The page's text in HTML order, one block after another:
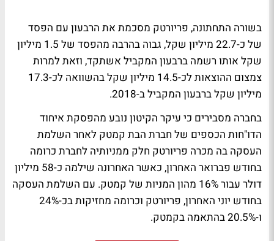
בשורה התחתונה, פריורטק מסכמת את הרבעון עם הפסד
של כ-22.7 מיליון שקל, גבוה בהרבה מהפסד של 1.5 מיליון
שקל אותו רשמה ברבעון המקביל אשתקד, וזאת למרות
צמצום ההוצאות לכ-14.5 מיליון שקל בהשוואה לכ-17.3
מיליון שקל ברבעון המקביל ב-2018.
בחברה מסבירים כי עיקר הקיטון נובע מהפסקת איחוד
הדו"חות הכספים של חברת הבת קמטק לאחר השלמת
העסקה בה מכרה פריורטק חלק ממניותיה לחברת כרומה
בחודש פברואר האחרון, כאשר האחרונה שילמה כ-58 מיליון
דולר עבור 16% מהון המניות של קמטק. עם השלמת העסקה
בחודש יוני האחרון, פריורטק וכרומה מחזיקות בכ-24%
ו-20.5% בהתאמה בקמטק.